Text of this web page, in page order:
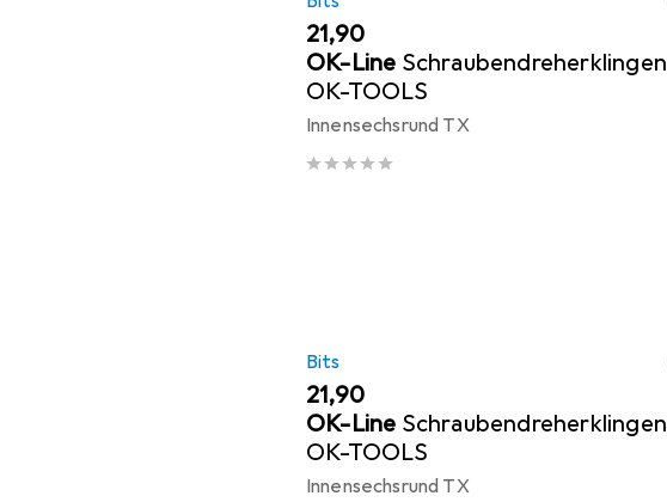
EUR
21,90
OK-Line Schraubendreherklingen
OK-TOOLS
Innensechsrund TX
Bits
EUR
21,90
OK-Line Schraubendreherklingen
OK-TOOLS
Innensechsrund TX